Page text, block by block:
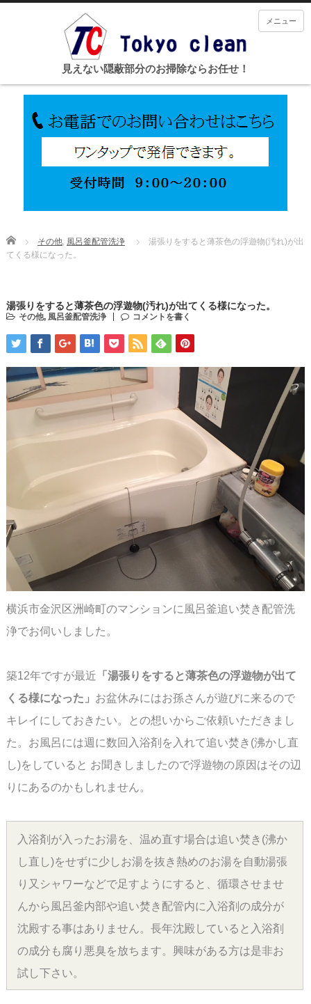
見えない隠蔽部分のお掃除ならお任せ！
メニュー
Home その他, 風呂釜配管洗浄
湯張りをすると薄茶色の浮遊物(汚れ)が出
てくる様になった。
湯張りをすると薄茶色の浮遊物(汚れ)が出てくる様になった。
その他, 風呂釜配管洗浄 コメントを書く
横浜市金沢区洲崎町のマンションに風呂釜追い焚き配管洗
浄でお伺いしました。
築12年ですが最近 「湯張りをすると薄茶色の浮遊物が出て
くる様になった」 お盆休みにはお孫さんが遊びに来るので
キレイにしておきたい。との想いからご依頼いただきまし
た。 お風呂には週に数回入浴剤を入れて追い焚き(沸かし直
し)をしていると お聞きしましたので浮遊物の原因はその辺
りにあるのかもしれません。
入浴剤が入ったお湯を、温め直す場合は追い焚き(沸か
し直し)をせずに少しお湯を抜き熱めのお湯を自動湯張
り又シャワーなどで足すようにすると、循環させませ
んから 風呂釜内部や追い焚き配管内に入浴剤の成分が
沈殿する事はありません。 長年沈殿していると入浴剤
の成分も腐り悪臭を放ちます。興味がある方は是非お
試し下さい。